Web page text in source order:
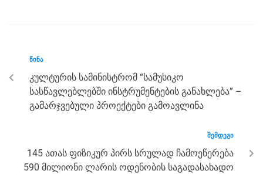
b
o
o
k
g
er
m p
p
ᲬᲘᲜᲐ
კულტურის სამინისტრომ “სამუსიკო
სასწავლებლებში ინსტრუმენტების განახლება” –
გამარჯვებული პროექტები გამოავლინა
ᲨᲔᲛᲓᲔᲒᲘ
145 ათას ფიზიკურ პირს სრულად ჩამოეწერება
590 მილიონი ლარის ოდენობის საგადასახადო